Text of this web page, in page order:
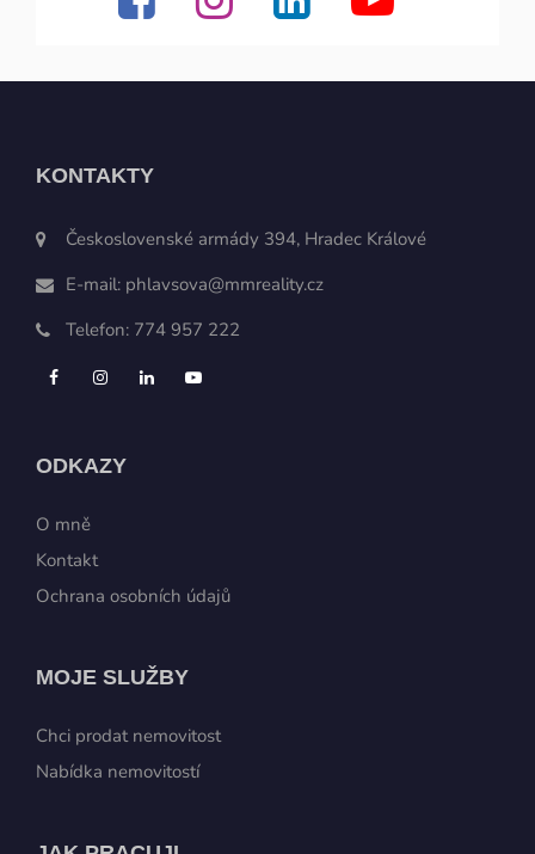
KONTAKTY
Československé armády 394, Hradec Králové
E-mail: phlavsova@mmreality.cz
Telefon: 774 957 222
ODKAZY
O mně
Kontakt
Ochrana osobních údajů
MOJE SLUŽBY
Chci prodat nemovitost
Nabídka nemovitostí